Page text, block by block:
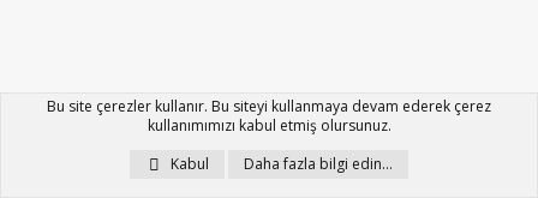
Bu site çerezler kullanır. Bu siteyi kullanmaya devam ederek çerez
kullanımımızı kabul etmiş olursunuz.
Kabul
Daha fazla bilgi edin…